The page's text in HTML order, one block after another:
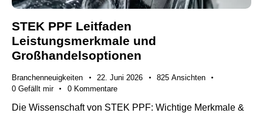
STEK PPF Leitfaden
Leistungsmerkmale und
Großhandelsoptionen
Branchenneuigkeiten 22. Juni 2026 825 Ansichten
0 Gefällt mir 0 Kommentare
Die Wissenschaft von STEK PPF: Wichtige Merkmale &